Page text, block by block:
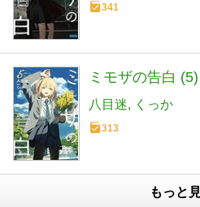
341
ミモザの告白
八目迷 くっか
313
もっと